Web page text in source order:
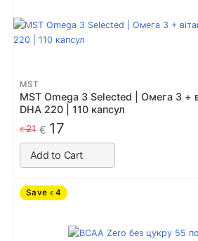
MST
MST Omega 3 Selected | Омега 3 +
DHA 220 | 110 капсул
€21 € 17
Add to Cart
Save € 4